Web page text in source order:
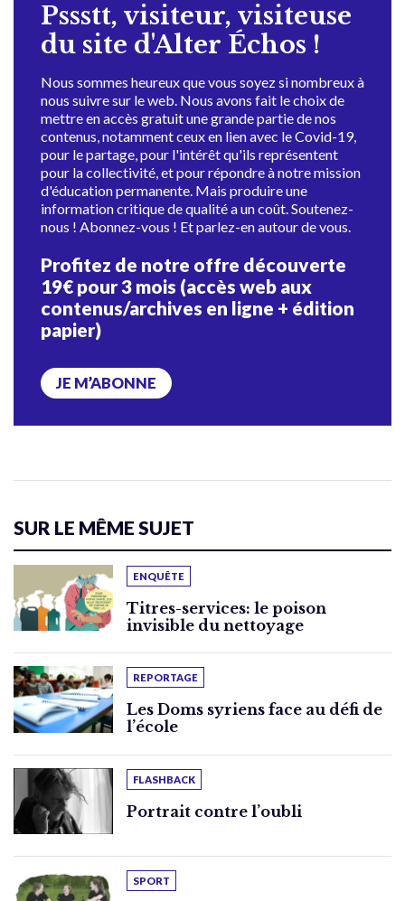
Pssstt, visiteur, visiteuse
du site d'Alter Échos !
Nous sommes heureux que vous soyez si nombreux à
nous suivre sur le web. Nous avons fait le choix de
mettre en accès gratuit une grande partie de nos
contenus, notamment ceux en lien avec le Covid-19,
pour le partage, pour l'intérêt qu'ils représentent
pour la collectivité, et pour répondre à notre mission
d'éducation permanente. Mais produire une
information critique de qualité a un coût. Soutenez-
nous ! Abonnez-vous ! Et parlez-en autour de vous.
Profitez de notre offre découverte
19€ pour 3 mois (accès web aux
contenus/archives en ligne + édition
papier)
JE M’ABONNE
SUR LE MÊME SUJET
ENQUÊTE
Titres-services: le poison
invisible du nettoyage
REPORTAGE
Les Doms syriens face au défi de
l’école
FLASHBACK
Portrait contre l’oubli
SPORT